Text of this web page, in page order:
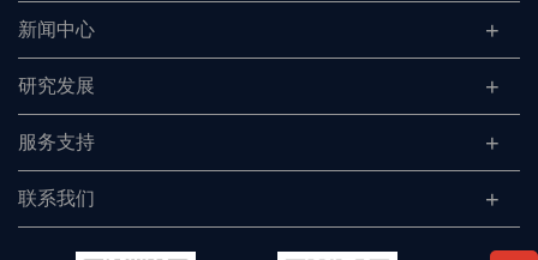
新闻中心
研究发展
服务支持
联系我们